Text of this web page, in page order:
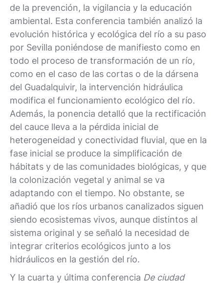
de la prevención, la vigilancia y la educación
ambiental. Esta conferencia también analizó la
evolución histórica y ecológica del río a su paso
por Sevilla poniéndose de manifiesto como en
todo el proceso de transformación de un río,
como en el caso de las cortas o de la dársena
del Guadalquivir, la intervención hidráulica
modifica el funcionamiento ecológico del río.
Además, la ponencia detalló que la rectificación
del cauce lleva a la pérdida inicial de
heterogeneidad y conectividad fluvial, que en la
fase inicial se produce la simplificación de
hábitats y de las comunidades biológicas, y que
la colonización vegetal y animal se va
adaptando con el tiempo. No obstante, se
añadió que los ríos urbanos canalizados siguen
siendo ecosistemas vivos, aunque distintos al
sistema original y se señaló la necesidad de
integrar criterios ecológicos junto a los
hidráulicos en la gestión del río.
Y la cuarta y última conferencia De ciudad